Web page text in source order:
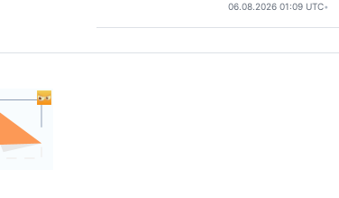
06.08.2026 01:09 UTC